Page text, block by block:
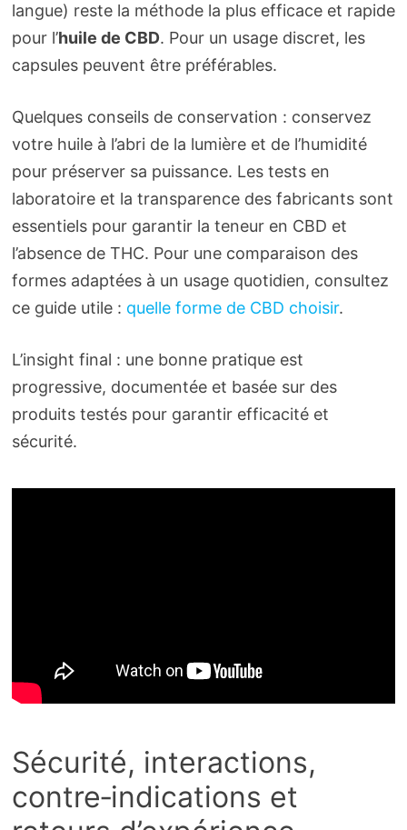
langue) reste la méthode la plus efficace et rapide
pour l’huile de CBD. Pour un usage discret, les
capsules peuvent être préférables.
Quelques conseils de conservation : conservez
votre huile à l’abri de la lumière et de l’humidité
pour préserver sa puissance. Les tests en
laboratoire et la transparence des fabricants sont
essentiels pour garantir la teneur en CBD et
l’absence de THC. Pour une comparaison des
formes adaptées à un usage quotidien, consultez
ce guide utile : quelle forme de CBD choisir.
L’insight final : une bonne pratique est
progressive, documentée et basée sur des
produits testés pour garantir efficacité et
sécurité.
Sécurité, interactions,
contre‑indications et